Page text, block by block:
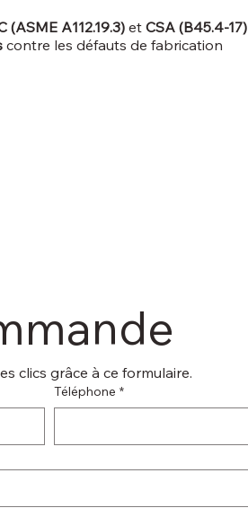
(ASME A112.19.3) et CSA (B45.4-17)
contre les défauts de fabrication
clics grâce à ce formulaire.
Téléphone *